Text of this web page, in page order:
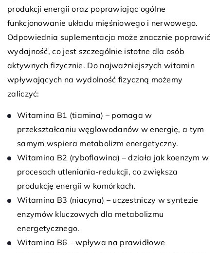
produkcji energii oraz poprawiając ogólne
funkcjonowanie układu mięśniowego i nerwowego.
Odpowiednia suplementacja może znacznie poprawić
wydajność, co jest szczególnie istotne dla osób
aktywnych fizycznie. Do najważniejszych witamin
wpływających na wydolność fizyczną możemy
zaliczyć:
Witamina B1 (tiamina) – pomaga w
przekształcaniu węglowodanów w energię, a tym
samym wspiera metabolizm energetyczny.
Witamina B2 (ryboflawina) – działa jak koenzym w
procesach utleniania-redukcji, co zwiększa
produkcję energii w komórkach.
Witamina B3 (niacyna) – uczestniczy w syntezie
enzymów kluczowych dla metabolizmu
energetycznego.
Witamina B6 – wpływa na prawidłowe